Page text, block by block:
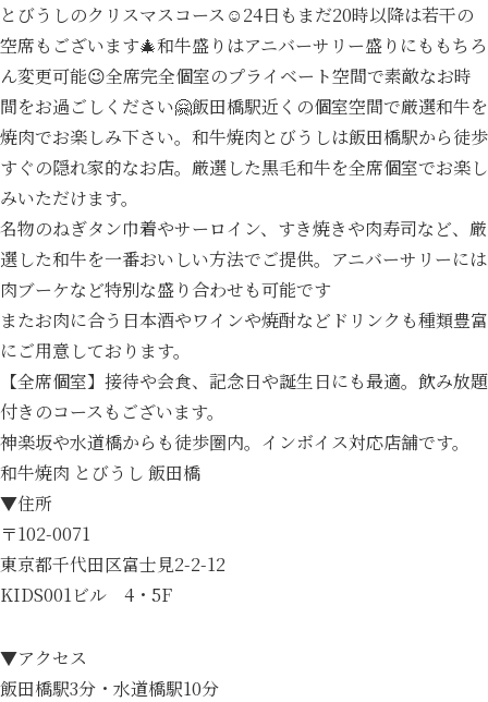
とびうしのクリスマスコース☺️24日もまだ20時以降は若干の
空席もございます🎄和牛盛りはアニバーサリー盛りにももちろ
ん変更可能😉全席完全個室のプライベート空間で素敵なお時
間をお過ごしください🤗飯田橋駅近くの個室空間で厳選和牛を
焼肉でお楽しみ下さい。和牛焼肉とびうしは飯田橋駅から徒歩
すぐの隠れ家的なお店。厳選した黒毛和牛を全席個室でお楽し
みいただけます。
名物のねぎタン巾着やサーロイン、すき焼きや肉寿司など、厳
選した和牛を一番おいしい方法でご提供。アニバーサリーには
肉ブーケなど特別な盛り合わせも可能です
またお肉に合う日本酒やワインや焼酎などドリンクも種類豊富
にご用意しております。
【全席個室】接待や会食、記念日や誕生日にも最適。飲み放題
付きのコースもございます。
神楽坂や水道橋からも徒歩圏内。インボイス対応店舗です。
和牛焼肉 とびうし 飯田橋
▼住所
〒102-0071
東京都千代田区富士見2-2-12
KIDS001ビル 4・5F
▼アクセス
飯田橋駅3分・水道橋駅10分